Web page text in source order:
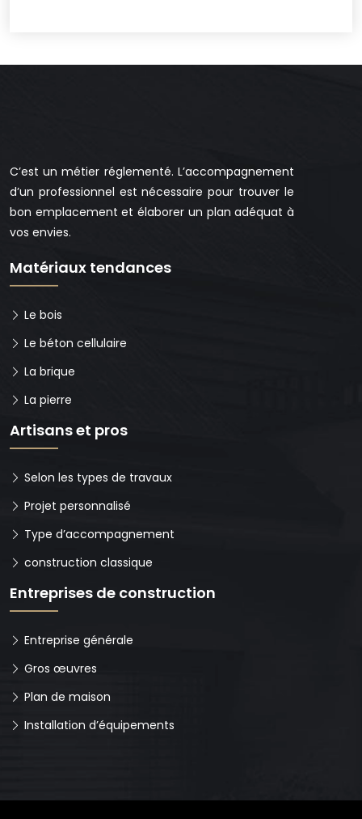
C’est un métier réglementé. L’accompagnement
d’un professionnel est nécessaire pour trouver le
bon emplacement et élaborer un plan adéquat à
vos envies.
Matériaux tendances
Le bois
Le béton cellulaire
La brique
La pierre
Artisans et pros
Selon les types de travaux
Projet personnalisé
Type d’accompagnement
construction classique
Entreprises de construction
Entreprise générale
Gros œuvres
Plan de maison
Installation d’équipements